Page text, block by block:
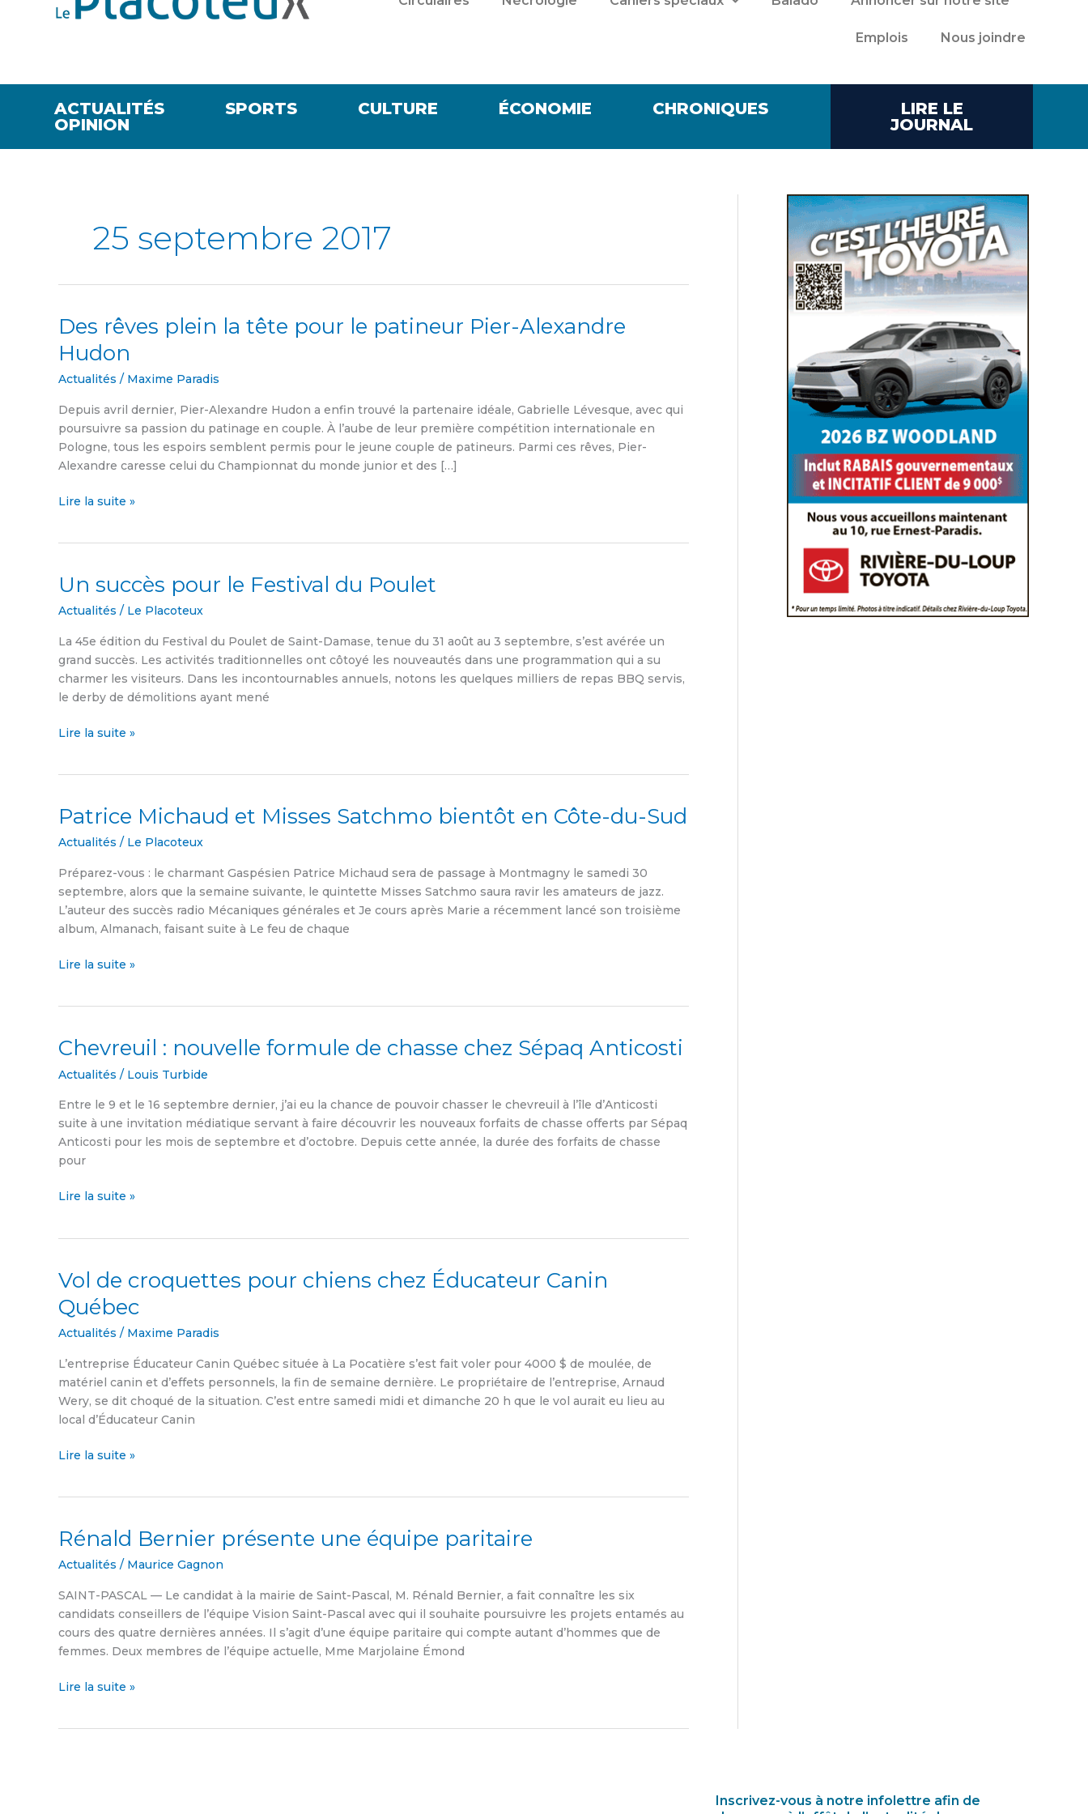
Emplois Nous joindre
ACTUALITÉS SPORTS CULTURE ÉCONOMIE
CHRONIQUES
OPINION
LIRE LE
JOURNAL
25 septembre 2017
Des rêves plein la tête pour le patineur Pier-Alexandre
Hudon
Actualités / Maxime Paradis
Depuis avril dernier, Pier-Alexandre Hudon a enfin trouvé la partenaire idéale, Gabrielle Lévesque, avec qui
poursuivre sa passion du patinage en couple. À l’aube de leur première compétition internationale en
Pologne, tous les espoirs semblent permis pour le jeune couple de patineurs. Parmi ces rêves, Pier-
Alexandre caresse celui du Championnat du monde junior et des […]
Des
plein
la
pour
le
patineur
Pier-
Hudon
Lire la suite »
Un succès pour le Festival du Poulet
Actualités / Le Placoteux
La 45e édition du Festival du Poulet de Saint-Damase, tenue du 31 août au 3 septembre, s’est avérée un
grand succès. Les activités traditionnelles ont côtoyé les nouveautés dans une programmation qui a su
charmer les visiteurs. Dans les incontournables annuels, notons les quelques milliers de repas BBQ servis,
le derby de démolitions ayant mené
Un
pour
le
Festival
du
Poulet
Lire la suite »
Patrice Michaud et Misses Satchmo bientôt en Côte-du-Sud
Actualités / Le Placoteux
Préparez-vous : le charmant Gaspésien Patrice Michaud sera de passage à Montmagny le samedi 30
septembre, alors que la semaine suivante, le quintette Misses Satchmo saura ravir les amateurs de jazz.
L’auteur des succès radio Mécaniques générales et Je cours après Marie a récemment lancé son troisième
album, Almanach, faisant suite à Le feu de chaque
Patrice
et
Misses
Satchmo
bientôt
en
du-
Lire la suite »
Chevreuil : nouvelle formule de chasse chez Sépaq Anticosti
Actualités / Louis Turbide
Entre le 9 et le 16 septembre dernier, j’ai eu la chance de pouvoir chasser le chevreuil à l’île d’Anticosti
suite à une invitation médiatique servant à faire découvrir les nouveaux forfaits de chasse offerts par Sépaq
Anticosti pour les mois de septembre et d’octobre. Depuis cette année, la durée des forfaits de chasse
pour
Chevreuil
nouvelle
formule
de
chasse
chez
Anticosti
Lire la suite »
Vol de croquettes pour chiens chez Éducateur Canin
Québec
Actualités / Maxime Paradis
L’entreprise Éducateur Canin Québec située à La Pocatière s’est fait voler pour 4000 $ de moulée, de
matériel canin et d’effets personnels, la fin de semaine dernière. Le propriétaire de l’entreprise, Arnaud
Wery, se dit choqué de la situation. C’est entre samedi midi et dimanche 20 h que le vol aurait eu lieu au
local d’Éducateur Canin
Vol
croquettes
pour
chez
Éducateur
Canin
Québec
Lire la suite »
Rénald Bernier présente une équipe paritaire
Actualités / Maurice Gagnon
SAINT-PASCAL — Le candidat à la mairie de Saint-Pascal, M. Rénald Bernier, a fait connaître les six
candidats conseillers de l’équipe Vision Saint-Pascal avec qui il souhaite poursuivre les projets entamés au
cours des quatre dernières années. Il s’agit d’une équipe paritaire qui compte autant d’hommes que de
femmes. Deux membres de l’équipe actuelle, Mme Marjolaine Émond
Rénald
présente
une
équipe
paritaire
Lire la suite »
Inscrivez-vous à notre infolettre afin de